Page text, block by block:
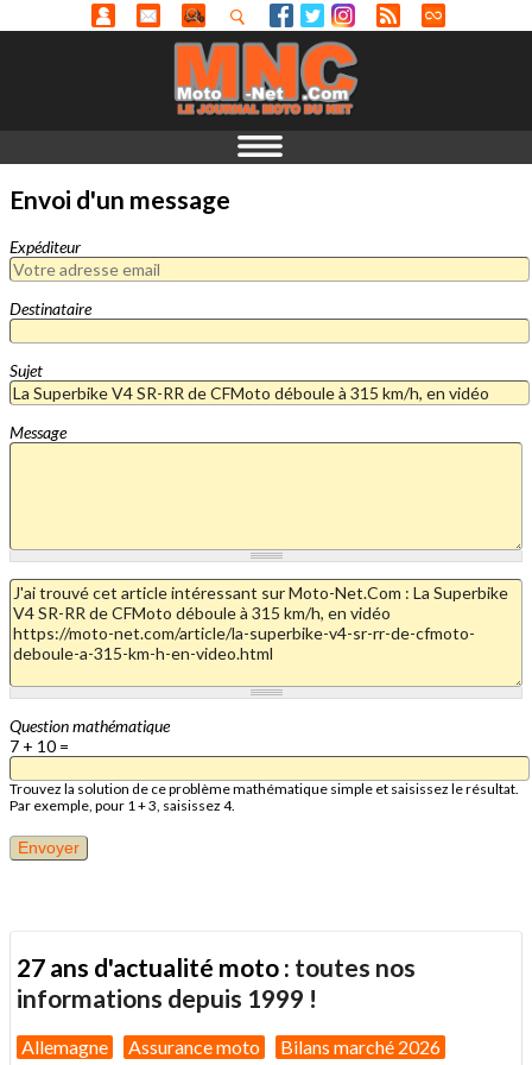
Envoi d'un message
Expéditeur
Destinataire
Sujet
Message
Question mathématique
7 + 10 =
Trouvez la solution de ce problème mathématique simple et saisissez le résultat.
Par exemple, pour 1 + 3, saisissez 4.
27 ans d'actualité moto : toutes nos
informations depuis 1999 !
Allemagne Assurance moto Bilans marché 2026